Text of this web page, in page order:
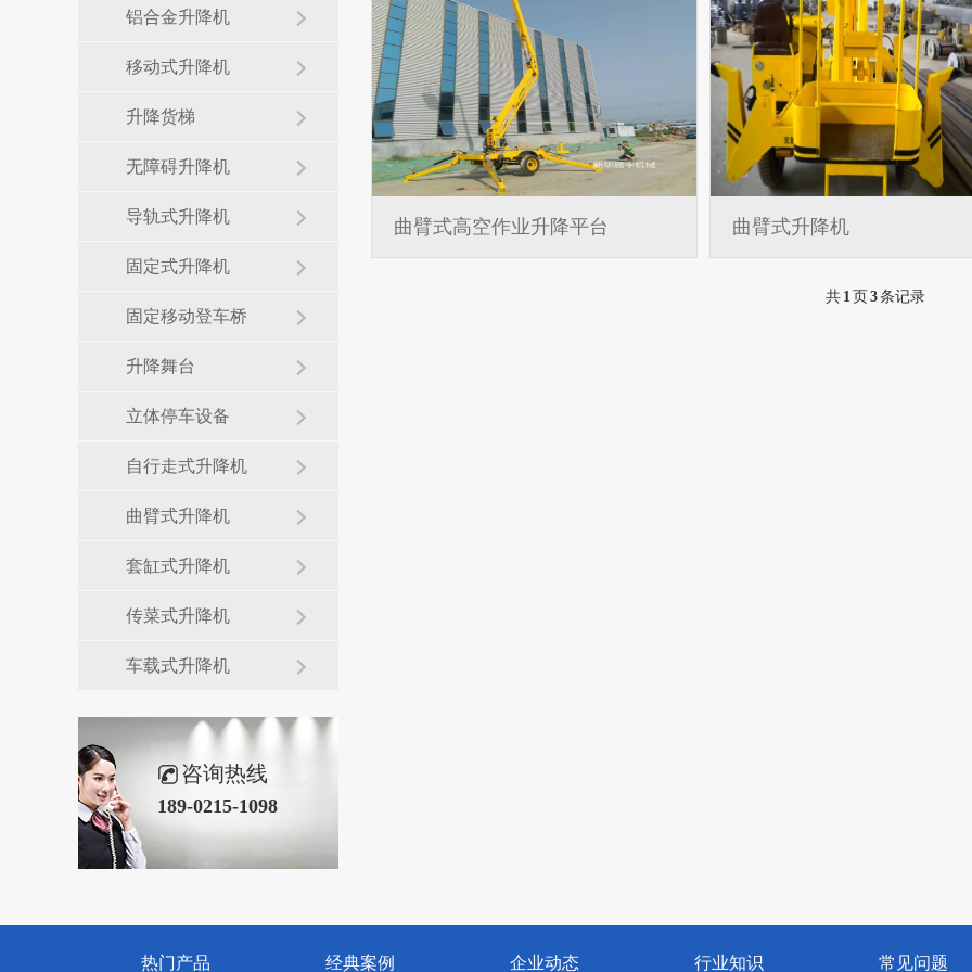
铝合金升降机
移动式升降机
升降货梯
无障碍升降机
导轨式升降机
固定式升降机
固定移动登车桥
升降舞台
立体停车设备
自行走式升降机
曲臂式升降机
套缸式升降机
传菜式升降机
车载式升降机
咨询热线
189-0215-1098
曲臂式高空作业升降平台 曲臂式升降机
共 1 页 3条记录
热门产品 经典案例 企业动态 行业知识 常见问题